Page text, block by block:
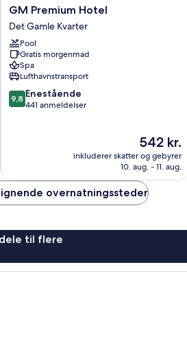
GM
Premium
Hotel
Det
Gamle
Kvarter
GM Premium Hotel
Det Gamle Kvarter
Pool
Gratis morgenmad
Spa
Lufthavnstransport
9.8
ud
9,8 Enestående
441 anmeldelser
Prisen
er
542 kr.
542 kr.
inkluderer skatter og gebyrer
10. aug. - 11. aug.
overnatningssteder
til flere